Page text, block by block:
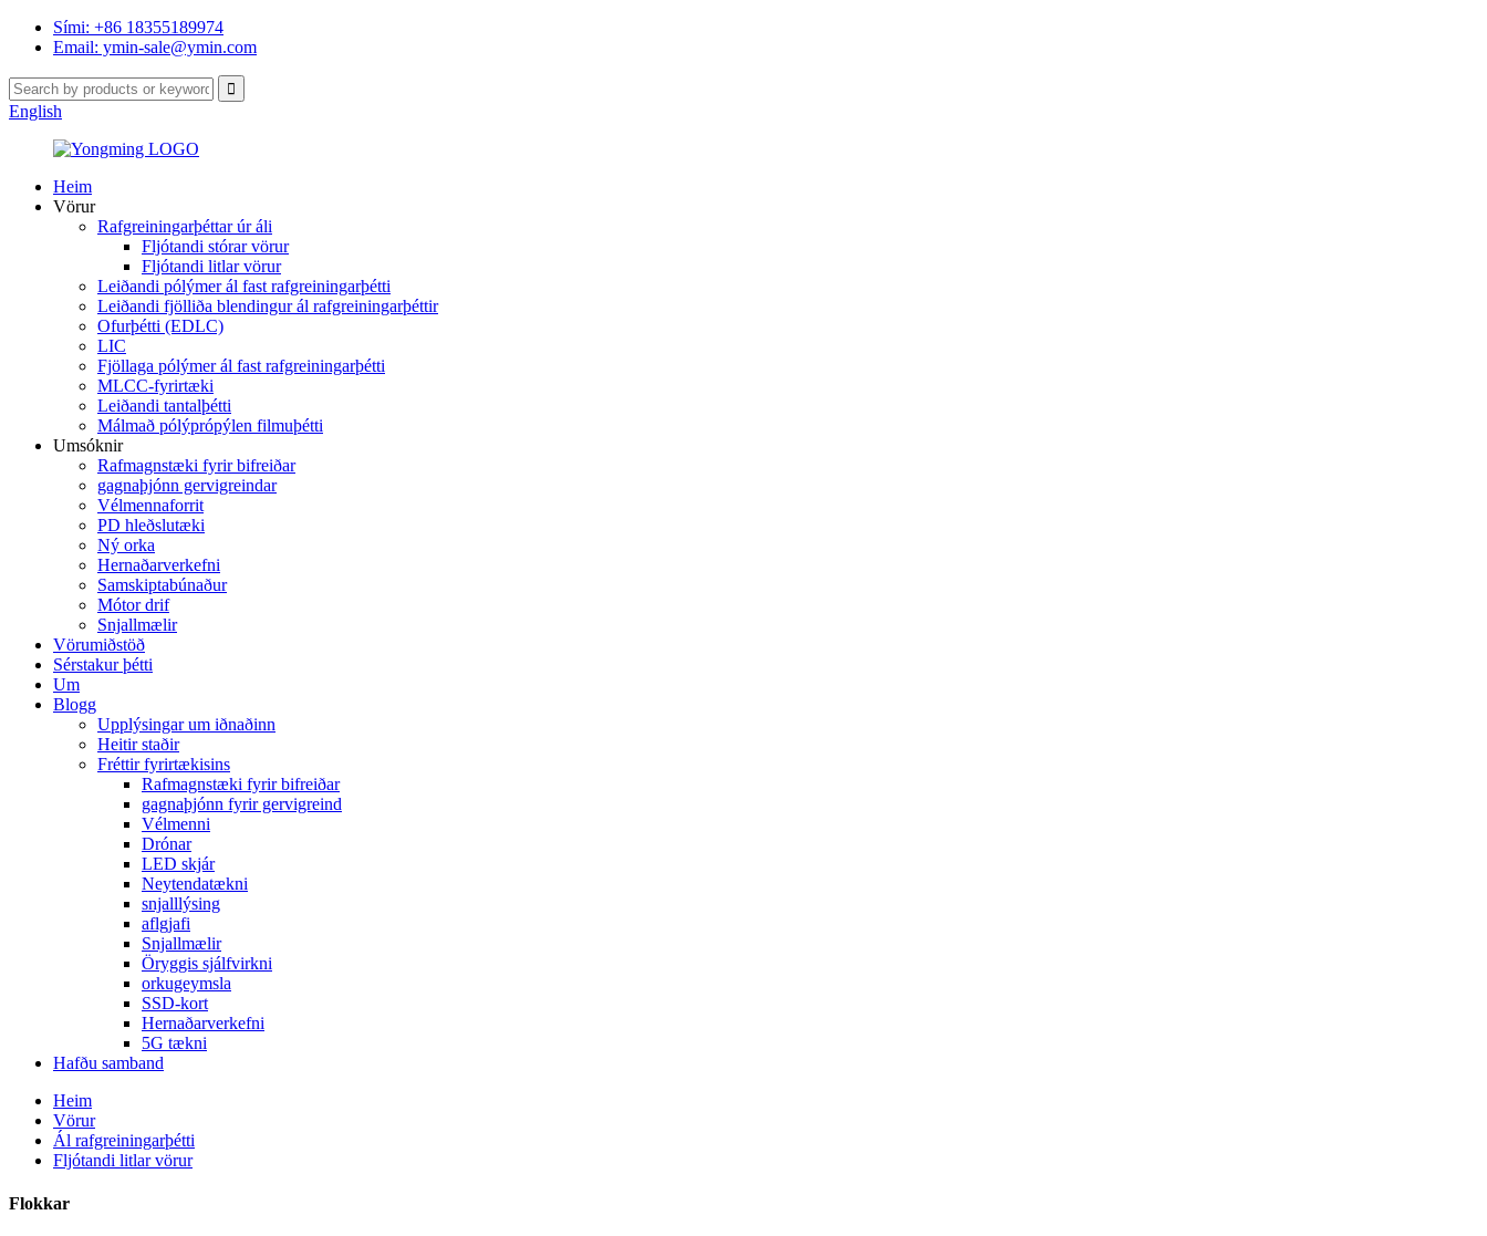
Sími: +86 18355189974
Email: ymin-sale@ymin.com
English
Heim
Vörur
Rafgreiningarþéttar úr áli
Fljótandi stórar vörur
Fljótandi litlar vörur
Leiðandi pólýmer ál fast rafgreiningarþétti
Leiðandi fjölliða blendingur ál rafgreiningarþéttir
Ofurþétti (EDLC)
LIC
Fjöllaga pólýmer ál fast rafgreiningarþétti
MLCC-fyrirtæki
Leiðandi tantalþétti
Málmað pólýprópýlen filmuþétti
Umsóknir
Rafmagnstæki fyrir bifreiðar
gagnaþjónn gervigreindar
Vélmennaforrit
PD hleðslutæki
Ný orka
Hernaðarverkefni
Samskiptabúnaður
Mótor drif
Snjallmælir
Vörumiðstöð
Sérstakur þétti
Um
Blogg
Upplýsingar um iðnaðinn
Heitir staðir
Fréttir fyrirtækisins
Rafmagnstæki fyrir bifreiðar
gagnaþjónn fyrir gervigreind
Vélmenni
Drónar
LED skjár
Neytendatækni
snjalllýsing
aflgjafi
Snjallmælir
Öryggis sjálfvirkni
orkugeymsla
SSD-kort
Hernaðarverkefni
5G tækni
Hafðu samband
Heim
Vörur
Ál rafgreiningarþétti
Fljótandi litlar vörur
Flokkar